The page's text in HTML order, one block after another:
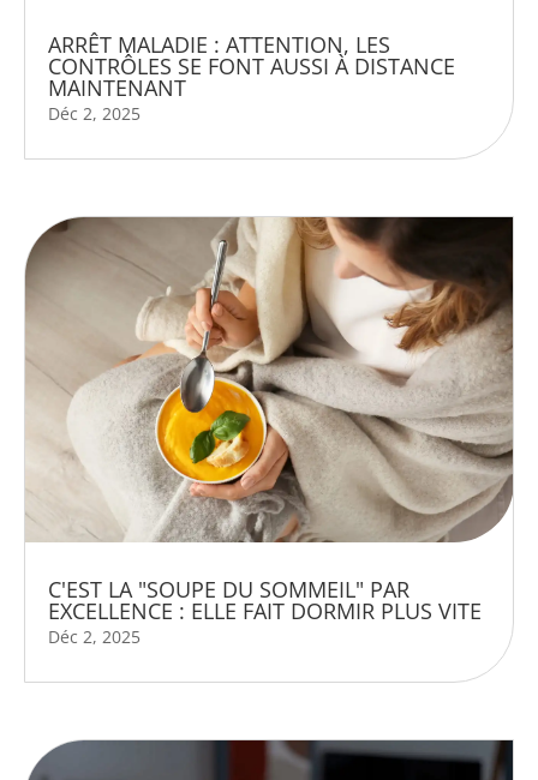
ARRÊT MALADIE : ATTENTION, LES
CONTRÔLES SE FONT AUSSI À DISTANCE
MAINTENANT
Déc 2, 2025
C'EST LA "SOUPE DU SOMMEIL" PAR
EXCELLENCE : ELLE FAIT DORMIR PLUS VITE
Déc 2, 2025